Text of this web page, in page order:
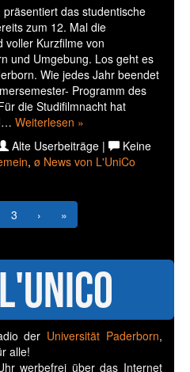
das studentische
zum 12. Mal die
voller Kurzfilme von
und Umgebung. Los geht es
Wie jedes Jahr beendet
Programm des
die Studifilmnacht hat
Weiterlesen »
Alte Userbeiträge |
Keine
, ø News von L'UniCo
3 › »
der Universität Paderborn,
alle!
werbefrei über das Internet